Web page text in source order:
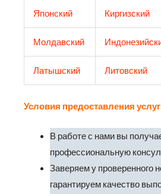
Японский Киргизский
Молдавский
Латышский Литовский
Условия предоставления
В работе с нами вы
профессиональную
Заверяем у проверенного
гарантируем качество